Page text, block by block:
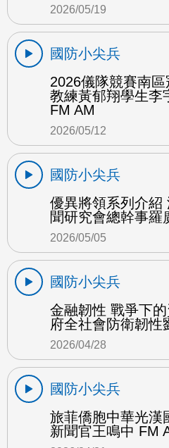
2026/05/19
國防小尖兵
2026儀隊競賽南
教練黃郁翔學生李
FM AM
2026/05/12
國防小尖兵
優異將領系列介紹
聞研究會總幹事羅
2026/05/05
國防小尖兵
金融韌性 戰爭下
府全社會防衛韌性
2026/04/28
國防小尖兵
旅菲僑胞中華光漢
新聞官王鳴中 FM